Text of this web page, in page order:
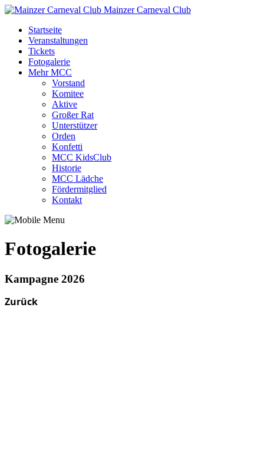
Mainzer Carneval Club
Startseite
Veranstaltungen
Tickets
Fotogalerie
Mehr MCC
Vorstand
Komitee
Aktive
Großer Rat
Unterstützer
Orden
Konfetti
MCC KidsClub
Historie
MCC Lädche
Fördermitglied
Kontakt
Fotogalerie
Kampagne 2026
Zurück